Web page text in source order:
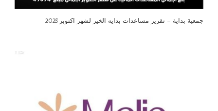
جمعية بداية – تقرير مساعدات بدايه الخير لشهر اكتوبر 2025